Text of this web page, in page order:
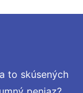
to skúsených